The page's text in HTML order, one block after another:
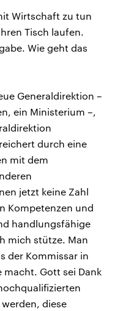
Wirtschaft zu tun
Tisch laufen.
Wie geht das
Generaldirektion –
ein Ministerium –,
durch eine
mit dem
jetzt keine Zahl
Kompetenzen und
handlungsfähige
mich stütze. Man
der Kommissar in
macht. Gott sei Dank
diese